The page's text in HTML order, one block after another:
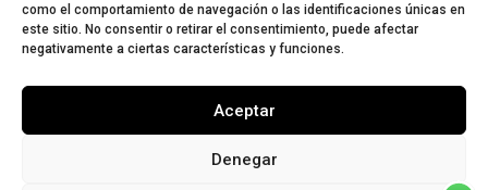
como el comportamiento de navegación o las identificaciones únicas en
este sitio. No consentir o retirar el consentimiento, puede afectar
negativamente a ciertas características y funciones.
Aceptar
Denegar
Cancelación de pedido Devolución y reembolso
privacidad Aviso legal Política de accesibilidad Política de
cookies Mapa del sitio
Fashion Art Academy © 2024